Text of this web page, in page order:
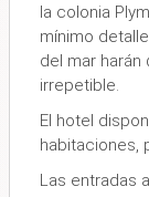
la colonia
mínimo
del mar
irrepetible.
El hotel
habitaciones,
Las entradas